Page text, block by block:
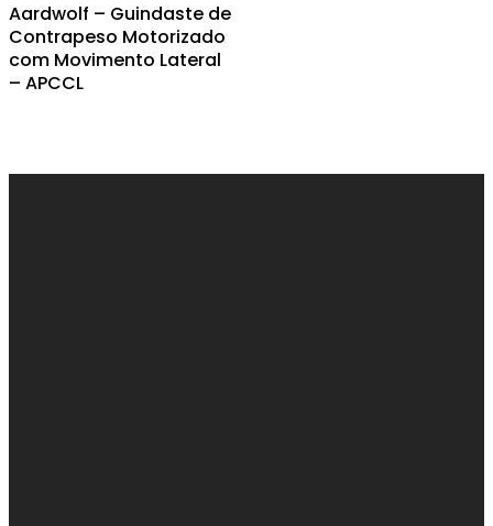
Aardwolf – Guindaste de
Contrapeso Motorizado
com Movimento Lateral
– APCCL